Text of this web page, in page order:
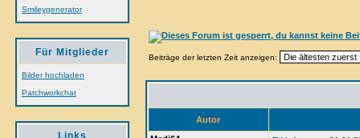
Smileygenerator
Für Mitglieder
Bilder hochladen
Patchworkchat
Links
Beiträge der letzten Zeit anzeigen:
Autor